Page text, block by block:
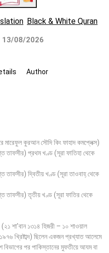
Black & White Quran
13/08/2026
Author
মারেফুল কুরআন সৌদি কিং ফাহাদ কমপ্লেক্স)
তাফসীর) প্রথম খণ্ড (সূরা ফাতিহা থেকে
তাফসীর) দ্বিতীয় খণ্ড (সূরা তাওবাহ্ থেকে
তাফসীর) তৃতীয় খণ্ড (সূরা ফাতির থেকে
খ্রিষ্টাব্দ) ছিলেন একজন প্রখ্যাত আলেমে
বিভাগের পর পাকিস্তানের মুফতীয়ে আযম বা